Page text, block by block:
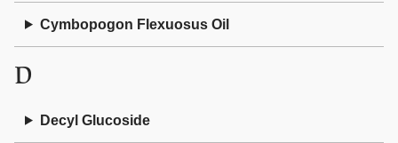
Cymbopogon Flexuosus Oil
D
Decyl Glucoside